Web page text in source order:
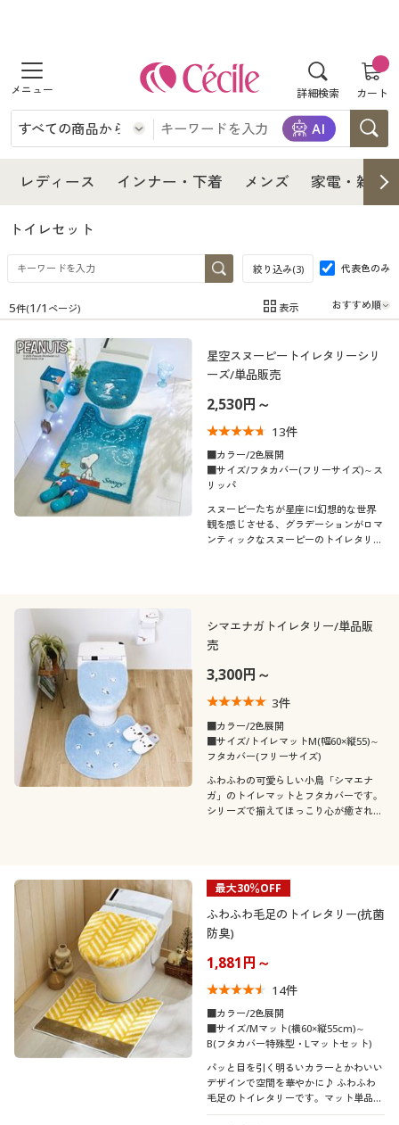
詳細検索 カート
商品を探す
レディース
レディースファッション
女性下着
インナー・下着
インナー・下着通販すべて
女性下着
メンズ下着
ジュニア・ティーンズ下着
メンズ
メンズ通販すべて
メンズファッション
メンズ下着
家電・雑貨
家電・雑貨すべて
家電
キッチン・雑貨・日用品
寝具・インテリア・家具
寝具・インテリア・家具通販すべて
家具・収納
寝具・ベッド
カーテン・ラグ・ファブリック
美容・健康
美容・健康通販すべて
美容・健康・サプリメント
制服・スクール
制服・スクールすべて
制服・学生服
大きいサイズ
大きいサイズ通販すべて
大きいサイズ レディース下着
大きいサイズ メンズ
大きいサイズ 事務・制服
バーゲン
カタログ
カタログ・チラシからのご注文
デジタルカタログ
閲覧履歴
お気に入り
サポート
レディース インナー・下着 メンズ 家電・雑貨
トイレセット
絞り込み(3) 代表色のみ
在庫 在庫のある商品のみ表示
カテゴリ
口コミ
(5)
(4〜4.9)
価格 ～
閉じる
5件(1/1 ページ) 表示
星空スヌーピートイレタリーシリ
ーズ/単品販売
2,530円～
13件
■カラー/2色展開
■サイズ/フタカバー(フリーサイズ)～ス
リッパ
スヌーピーたちが星座に!幻想的な世界
観を感じさせる、グラデーションがロマ
ンティックなスヌーピーのトイレタリー
シマエナガトイレタリー/単品販
売
3,300円～
3件
■カラー/2色展開
■サイズ/トイレマットM(幅60×縦55)～
フタカバー(フリーサイズ)
ふわふわの可愛らしい小鳥「シマエナ
ガ」のトイレマットとフタカバーです。
シリーズで揃えてほっこり心が癒される
最大30％OFF
ふわふわ毛足のトイレタリー(抗菌
防臭)
1,881円～
14件
■カラー/2色展開
■サイズ/Mマット(横60×縦55cm)～
B(フタカバー特殊型・Lマットセット)
パッと目を引く明るいカラーとかわいい
デザインで空間を華やかに♪ ふわふわ
毛足のトイレタリーです。マット単品の
みとフタカバー&マットの2点セットを